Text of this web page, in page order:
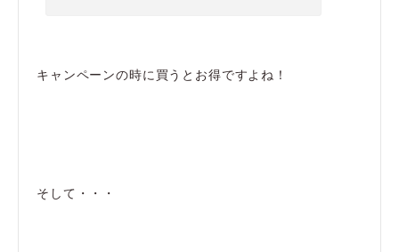
キャンペーンの時に買うとお得ですよね！
そして・・・